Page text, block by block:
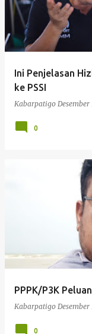
Ini Penjelasan
ke PSSI
Kabarpatigo Desember
0
PPPK/P3K
Kabarpatigo Desember
0